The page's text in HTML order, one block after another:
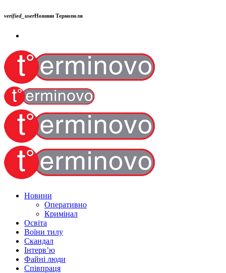
verified_userНовини Тернополя
Новини
Оперативно
Кримінал
Освіта
Воїни тилу
Скандал
Інтерв’ю
Файні люди
Співпраця